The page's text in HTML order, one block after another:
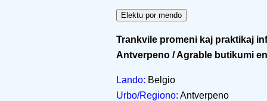
Trankvile promeni kaj praktikaj
Antverpeno / Agrable butikumi
Lando: Belgio
Urbo/Regiono: Antverpeno